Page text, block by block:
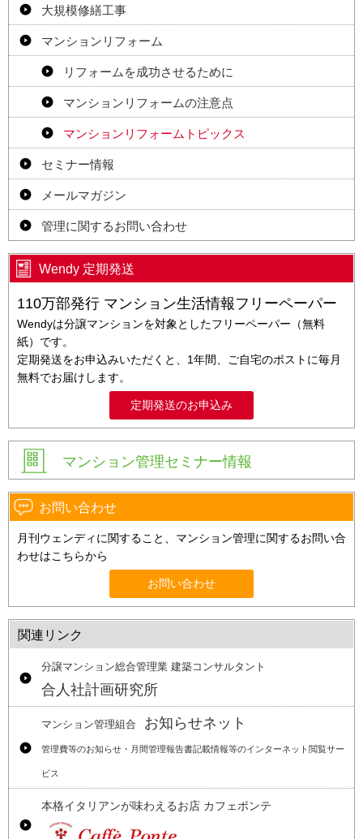
大規模修繕工事
マンションリフォーム
リフォームを成功させるために
マンションリフォームの注意点
マンションリフォームトピックス
セミナー情報
メールマガジン
管理に関するお問い合わせ
Wendy 定期発送
110万部発行 マンション生活情報フリーペーパー
Wendyは分譲マンションを対象としたフリーペーパー（無料
紙）です。
定期発送をお申込みいただくと、1年間、ご自宅のポストに毎月
無料でお届けします。
定期発送のお申込み
マンション管理セミナー情報
お問い合わせ
月刊ウェンディに関すること、マンション管理に関するお問い合
わせはこちらから
お問い合わせ
関連リンク
分譲マンション総合管理業 建築コンサルタント
合人社計画研究所
マンション管理組合 お知らせネット
管理費等のお知らせ・月間管理報告書記載情報等のインターネット閲覧サー
ビス
本格イタリアンが味わえるお店 カフェポンテ